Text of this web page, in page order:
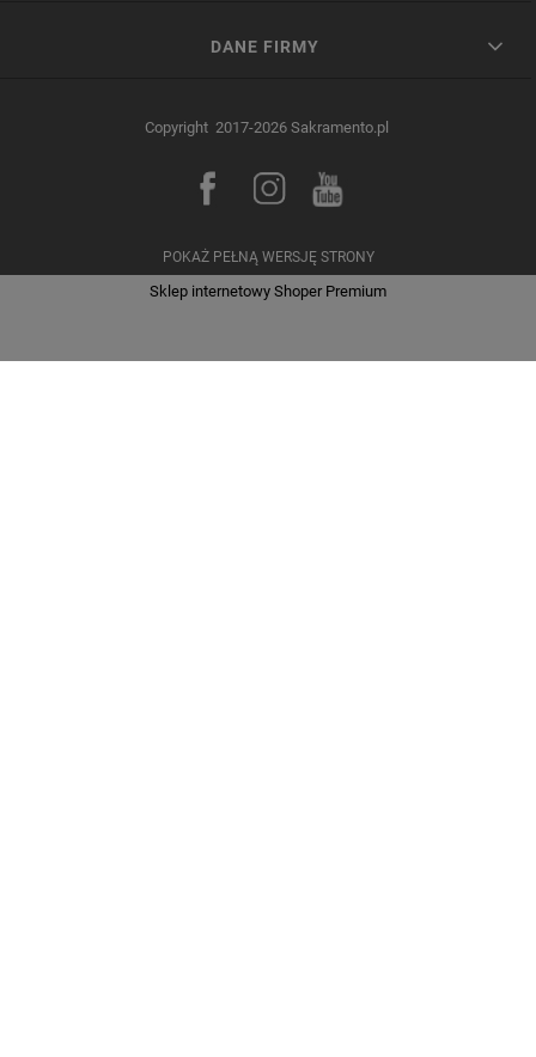
DANE FIRMY
Copyright 2017-2026 Sakramento.pl
POKAŻ PEŁNĄ WERSJĘ STRONY
Sklep internetowy Shoper Premium